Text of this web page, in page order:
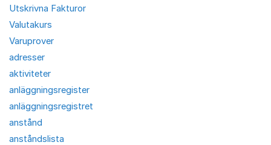
Utskrivna Fakturor
Valutakurs
Varuprover
adresser
aktiviteter
anläggningsregister
anläggningsregistret
anstånd
anståndslista